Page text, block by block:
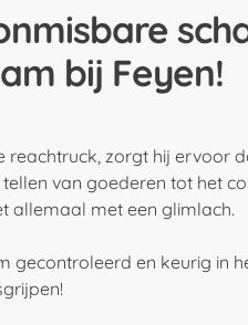
bij Feyen!
reachtruck, zorgt hij ervoor
van goederen tot het
allemaal met een glimlach.
gecontroleerd en keurig in